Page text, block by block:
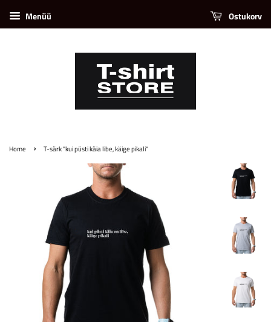
Menüü Ostukorv
Home › T-särk "kui püsti käia libe, käige pikali"